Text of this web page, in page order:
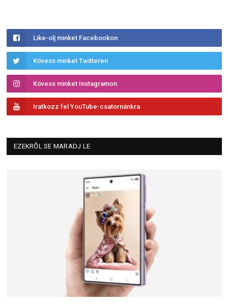
Like-olj minket Facebookon
Kövess minket Twitteren
Kövess minket Instagramon
Iratkozz fel YouTube-csatornánkra
EZEKRŐL SE MARADJ LE